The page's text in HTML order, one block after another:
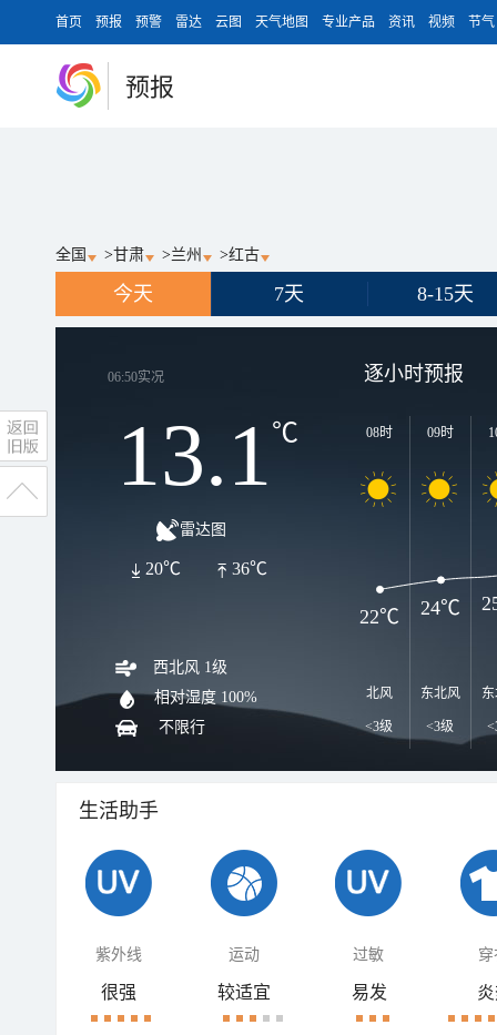
首页 预报 预警 雷达 云图 天气地图 专业产品 资讯 视频 节气
预报
全国 >甘肃 >兰州 >红古
今天 7天 8-15天
06:50实况
13.1℃
雷达图
36℃
20℃
西北风 1级
相对湿度 100%
不限行
逐小时预报
08时
北风
<3级
09时
东北风
<3级
22℃ 24℃
生活助手
紫外线 运动 过敏 穿
很强 较适宜 易发